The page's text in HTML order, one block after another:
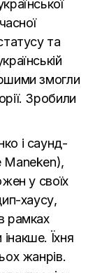
та
змогли
Зробили
і саунд-
Maneken),
у своїх
хаусу,
рамках
Їхня
жанрів.